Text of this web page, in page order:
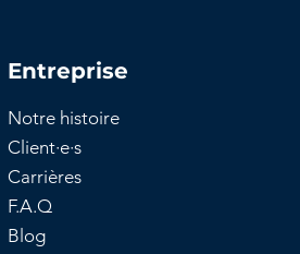
Tout savoir sur la
travaux
Entreprise
Notre histoire
Client·e·s
Carrières
F.A.Q
Blog